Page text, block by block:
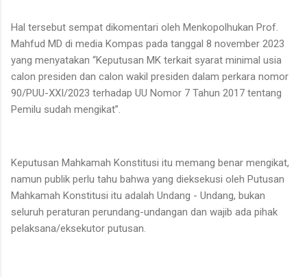
Hal tersebut sempat dikomentari oleh Menkopolhukan Prof.
Mahfud MD di media Kompas pada tanggal 8 november 2023
yang menyatakan “Keputusan MK terkait syarat minimal usia
calon presiden dan calon wakil presiden dalam perkara nomor
90/PUU-XXI/2023 terhadap UU Nomor 7 Tahun 2017 tentang
Pemilu sudah mengikat”.
Keputusan Mahkamah Konstitusi itu memang benar mengikat,
namun publik perlu tahu bahwa yang dieksekusi oleh Putusan
Mahkamah Konstitusi itu adalah Undang - Undang, bukan
seluruh peraturan perundang-undangan dan wajib ada pihak
pelaksana/eksekutor putusan.